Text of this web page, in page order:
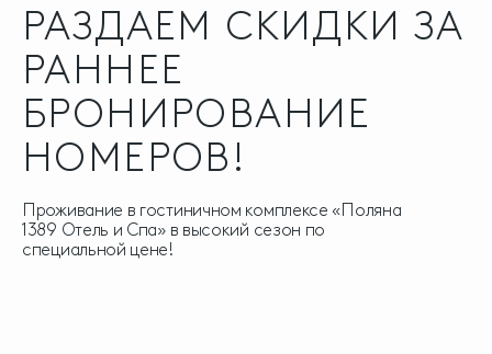
РАЗДАЕМ СКИДКИ ЗА
РАННЕЕ
БРОНИРОВАНИЕ
НОМЕРОВ!
Проживание в гостиничном комплексе «Поляна
1389 Отель и Спа» в высокий сезон по
специальной цене!